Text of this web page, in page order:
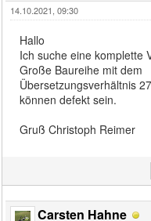
14.10.2021, 09:30
Hallo
Ich suche eine komplette
Große Baureihe mit dem
Übersetzungsverhältnis
können defekt sein.
Gruß Christoph Reimer
Carsten Hahne